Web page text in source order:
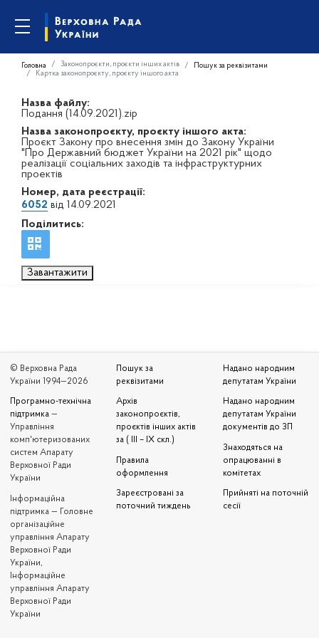
Головна Законопроєкти, проєкти інших актів
Пошук за реквізитами
Картка законопроєкту, проєкту іншого акта
Назва файлу:
Подання (14.09.2021).zip
Назва законопроєкту, проєкту іншого акта:
Проєкт Закону про внесення змін до Закону України
"Про Державний бюджет України на 2021 рік" щодо
реалізації соціальних заходів та інфраструктурних
проектів
Номер, дата реєстрації:
6052 від 14.09.2021
Поділитись:
Завантажити
© Верховна Рада
України 1994—2026
Програмно-технічна
підтримка —
Управління
комп'ютеризованих
систем Апарату
Верховної Ради
України
Iнформаційна
підтримка — Головне
організаційне
управління Апарату
Верховної Ради
України,
Інформаційне
управління Апарату
Верховної Ради
України
Пошук за
реквізитами
Архів
законопроєктів,
проєктів інших актів
за ( III – IX скл.)
Правила
оформлення
Зареєстровані за
поточний тиждень
Надано народним
депутатам України
Надано народним
депутатам України
документів до ЗП
Знаходяться на
опрацюванні в
комітетах
Прийняті на поточній
сесії